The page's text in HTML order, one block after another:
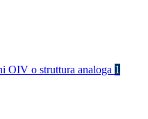
OIV o struttura analoga 1